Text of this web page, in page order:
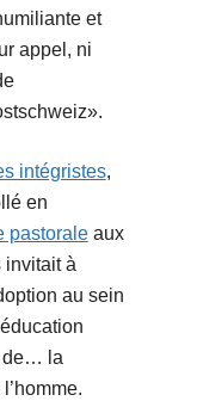
et
appel, ni
intégristes,
en
pastoraleaux
invitait à
au sein
de… la